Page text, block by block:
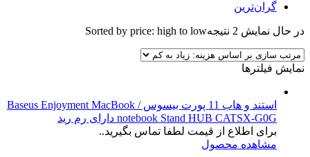
گران‌ترین
در حال نمایش 2 نتیجه Sorted by price: high to low
نمایش فیلترها
استند و هاب 11 پورت بیسوس Baseus Enjoyment MacBook /
notebook Stand HUB CATSX-G0G دارای رم رید
برای اطلاع از قیمت لطفا تماس بگیرید..
مشاهده محصول